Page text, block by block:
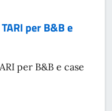
per B&B e
per B&B e case